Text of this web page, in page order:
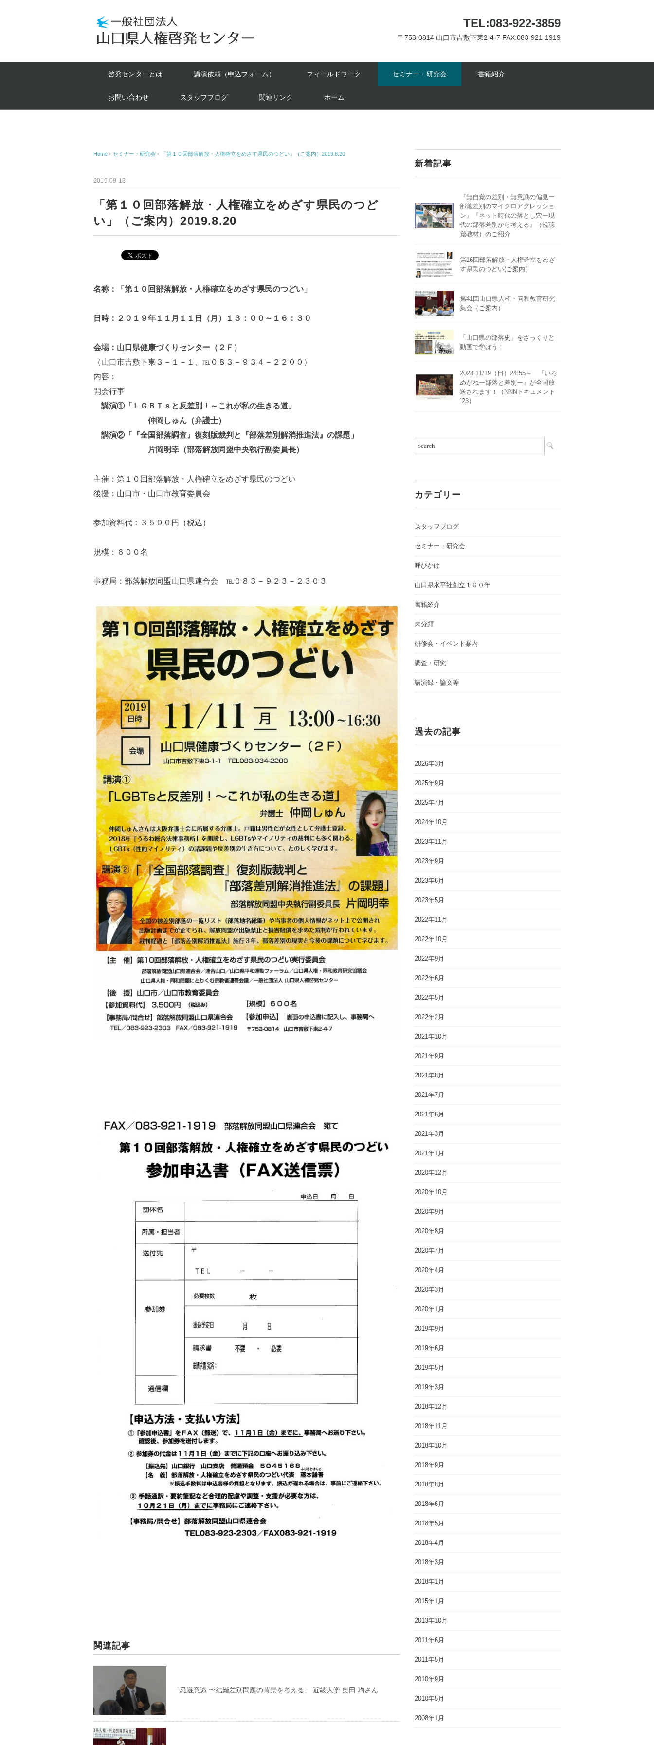
TEL:083-922-3859
〒753-0814 山口市吉敷下東2-4-7 FAX:083-921-1919
啓発センターとは 講演依頼（申込フォーム） フィールドワーク セミナー・研究会 書籍紹介
お問い合わせ スタッフブログ 関連リンク ホーム
Home › セミナー・研究会 › 「第１０回部落解放・人権確立をめざす県民のつどい」（ご案内）2019.8.20
2019-09-13
「第１０回部落解放・人権確立をめざす県民のつど
い」（ご案内）2019.8.20
名称：「第１０回部落解放・人権確立をめざす県民のつどい」
日時：２０１９年１１月１１日（月）１３：００～１６：３０
会場：山口県健康づくりセンター（２Ｆ）
（山口市吉敷下東３－１－１、℡０８３－９３４－２２００）
内容：
開会行事
講演①「ＬＧＢＴｓと反差別！～これが私の生きる道」
仲岡しゅん（弁護士）
講演②「『全国部落調査』復刻版裁判と『部落差別解消推進法』の課題」
片岡明幸（部落解放同盟中央執行副委員長）
主催：第１０回部落解放・人権確立をめざす県民のつどい
後援：山口市・山口市教育委員会
参加資料代：３５００円（税込）
規模：６００名
事務局：部落解放同盟山口県連合会 ℡０８３－９２３－２３０３
関連記事
「忌避意識 〜結婚差別問題の背景を考える」 近畿大学 奥田 均さん
新着記事
『無自覚の差別・無意識の偏見ー
部落差別のマイクロアグレッショ
ン』『ネット時代の落とし穴ー現
代の部落差別から考える』（視聴
覚教材）のご紹介
第16回部落解放・人権確立をめざ
す県民のつどい(ご案内）
第41回山口県人権・同和教育研究
集会（ご案内）
「山口県の部落史」をざっくりと
動画で学ぼう！
2023.11/19（日）24:55～ 『いろ
めがねー部落と差別ー』が全国放
送されます！（NNNドキュメント
`23）
カテゴリー
スタッフブログ
セミナー・研究会
呼びかけ
山口県水平社創立１００年
書籍紹介
未分類
研修会・イベント案内
調査・研究
講演録・論文等
過去の記事
2026年3月
2025年9月
2025年7月
2024年10月
2023年11月
2023年9月
2023年6月
2023年5月
2022年11月
2022年10月
2022年9月
2022年6月
2022年5月
2022年2月
2021年10月
2021年9月
2021年8月
2021年7月
2021年6月
2021年3月
2021年1月
2020年12月
2020年10月
2020年9月
2020年8月
2020年7月
2020年4月
2020年3月
2020年1月
2019年9月
2019年6月
2019年5月
2019年3月
2018年12月
2018年11月
2018年10月
2018年9月
2018年8月
2018年6月
2018年5月
2018年4月
2018年3月
2018年1月
2015年1月
2013年10月
2011年6月
2011年5月
2010年9月
2010年5月
2008年1月